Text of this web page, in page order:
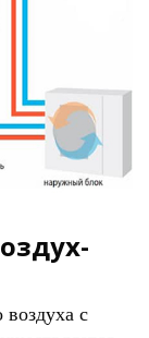
воздуха с